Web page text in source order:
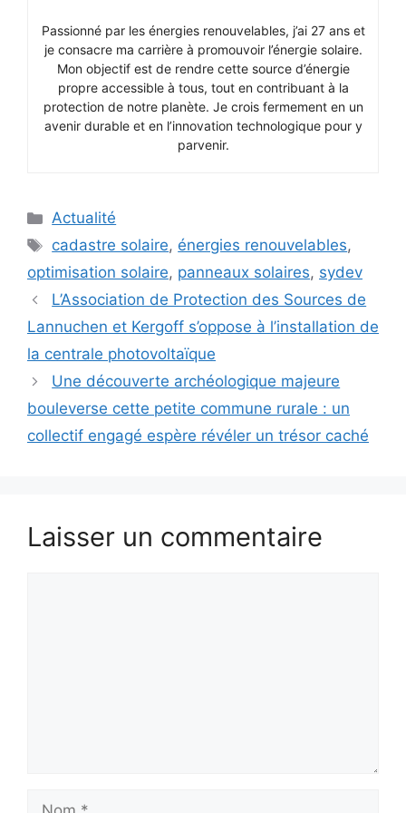
Passionné par les énergies renouvelables, j’ai 27 ans et
je consacre ma carrière à promouvoir l’énergie solaire.
Mon objectif est de rendre cette source d’énergie
propre accessible à tous, tout en contribuant à la
protection de notre planète. Je crois fermement en un
avenir durable et en l’innovation technologique pour y
parvenir.
Catégories
Actualité
Étiquettes
cadastre solaire, énergies renouvelables,
optimisation solaire, panneaux solaires, sydev
L’Association de Protection des Sources de
Lannuchen et Kergoff s’oppose à l’installation de
la centrale photovoltaïque
Une découverte archéologique majeure
bouleverse cette petite commune rurale : un
collectif engagé espère révéler un trésor caché
Laisser un commentaire
Nom